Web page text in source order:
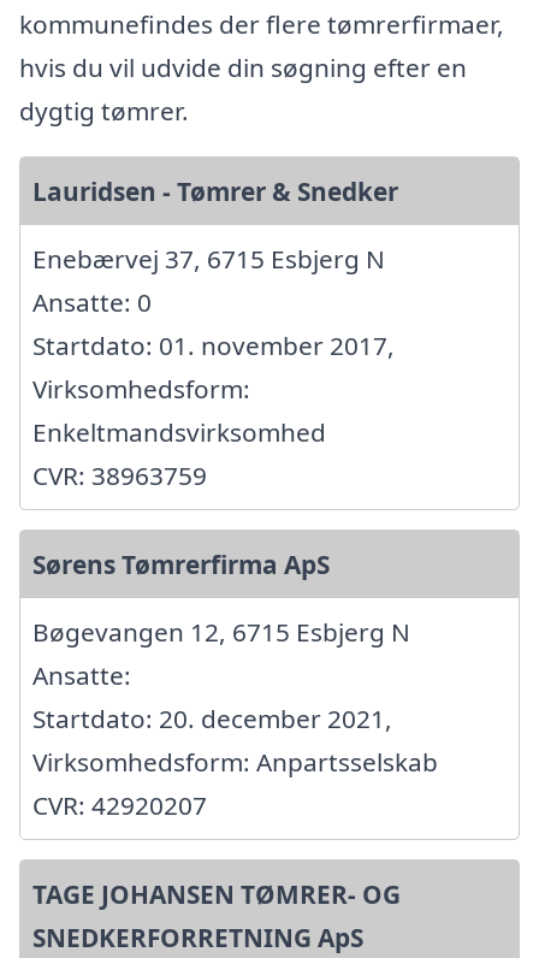
kommunefindes der flere tømrerfirmaer,
hvis du vil udvide din søgning efter en
dygtig tømrer.
Lauridsen - Tømrer & Snedker
Enebærvej 37, 6715 Esbjerg N
Ansatte: 0
Startdato: 01. november 2017,
Virksomhedsform:
Enkeltmandsvirksomhed
CVR: 38963759
Sørens Tømrerfirma ApS
Bøgevangen 12, 6715 Esbjerg N
Ansatte:
Startdato: 20. december 2021,
Virksomhedsform: Anpartsselskab
CVR: 42920207
TAGE JOHANSEN TØMRER- OG
SNEDKERFORRETNING ApS